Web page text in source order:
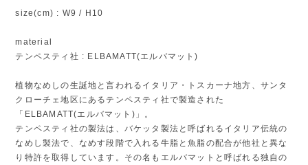
size(cm) : W9 / H10
material
テンペスティ社 : ELBAMATT(エルバマット)
植物なめしの生誕地と言われるイタリア・トスカーナ地方、サンタ
クローチェ地区にあるテンペスティ社で製造された
「ELBAMATT(エルバマット)」。
テンペスティ社の製法は、バケッタ製法と呼ばれるイタリア伝統の
なめし製法で、なめす段階で入れる牛脂と魚脂の配合が他社と異な
り特許を取得しています。その名もエルバマットと呼ばれる独自の